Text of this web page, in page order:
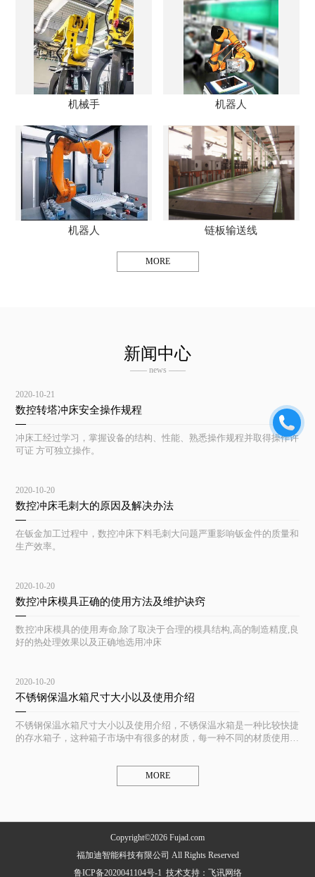
机械手 机器人
机器人 链板输送线
MORE
新闻中心
—— news ——
2020-10-21
数控转塔冲床安全操作规程
冲床工经过学习，掌握设备的结构、性能、熟悉操作规程并取得操作许
可证 方可独立操作。
2020-10-20
数控冲床毛刺大的原因及解决办法
在钣金加工过程中，数控冲床下料毛刺大问题严重影响钣金件的质量和
生产效率。
2020-10-20
数控冲床模具正确的使用方法及维护诀窍
数控冲床模具的使用寿命,除了取决于合理的模具结构,高的制造精度,良
好的热处理效果以及正确地选用冲床
2020-10-20
不锈钢保温水箱尺寸大小以及使用介绍
不锈钢保温水箱尺寸大小以及使用介绍，不锈保温水箱是一种比较快捷
的存水箱子，这种箱子市场中有很多的材质，每一种不同的材质使用起
MORE
Copyright©2026 Fujad.com
福加迪智能科技有限公司 All Rights Reserved
鲁ICP备2020041104号-1 技术支持： 飞讯网络